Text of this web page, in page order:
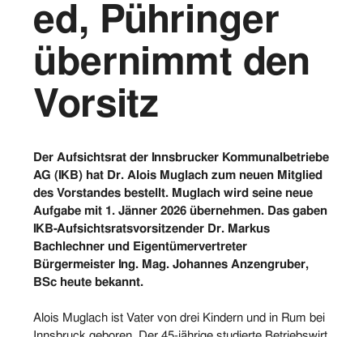
ed, Pühringer
übernimmt den
Vorsitz
Der Aufsichtsrat der Innsbrucker Kommunalbetriebe
AG (IKB) hat Dr. Alois Muglach zum neuen Mitglied
des Vorstandes bestellt. Muglach wird seine neue
Aufgabe mit 1. Jänner 2026 übernehmen. Das gaben
IKB-Aufsichtsratsvorsitzender Dr. Markus
Bachlechner und Eigentümervertreter
Bürgermeister Ing. Mag. Johannes Anzengruber,
BSc heute bekannt.
Alois Muglach ist Vater von drei Kindern und in Rum bei